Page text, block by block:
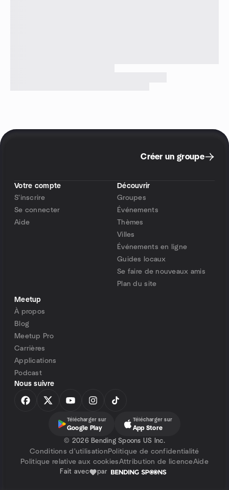
Créer un groupe
Votre compte
S'inscrire
Se connecter
Aide
Découvrir
Groupes
Événements
Thèmes
Villes
Événements en ligne
Guides locaux
Se faire de nouveaux amis
Plan du site
Meetup
À propos
Blog
Meetup Pro
Carrières
Applications
Podcast
Nous suivre
Télécharger sur
Google Play
Télécharger sur
App Store
© 2026 Bending Spoons US Inc.
Conditions d'utilisation Politique de confidentialité
Politique relative aux cookiesAttribution de licenceAide
Fait avec par